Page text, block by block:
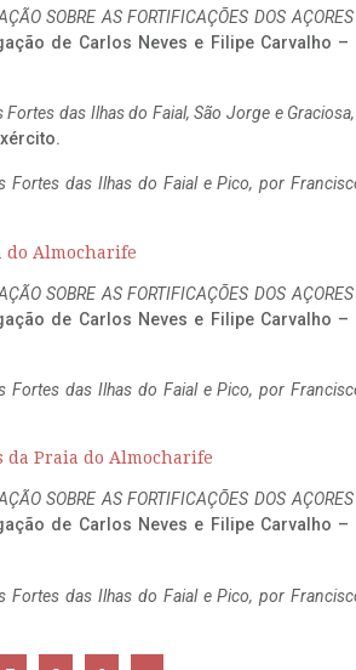
SOBRE AS FORTIFICAÇÕES DOS
de Carlos Neves e Filipe Carvalho
Fortes das Ilhas do Faial, São Jorge e Graciosa,
Fortes das Ilhas do Faial e Pico, por
do Almocharife
SOBRE AS FORTIFICAÇÕES DOS
de Carlos Neves e Filipe Carvalho
Fortes das Ilhas do Faial e Pico, por
da Praia do Almocharife
SOBRE AS FORTIFICAÇÕES DOS
de Carlos Neves e Filipe Carvalho
Fortes das Ilhas do Faial e Pico, por